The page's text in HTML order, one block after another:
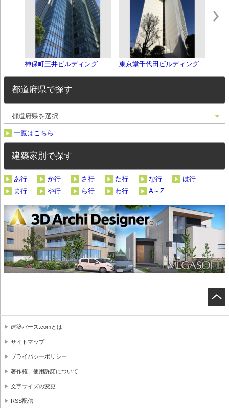
神保町三井ビルディング 東京堂千代田ビルディング
都道府県で探す
一覧はこちら
建築家別で探す
あ行 か行 さ行 た行 な行
は行
ま行
や行 ら行 わ行 A～Z
建築パース.comとは
サイトマップ
プライバシーポリシー
著作権、使用許諾について
文字サイズの変更
RSS配信